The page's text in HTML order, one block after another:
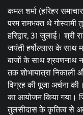
कमल शर्मा (हरिहर
परम रामभक्त थे गोस्वामी
हरिद्वार, 31 जुलाई।
जयंती हर्षोल्लास के साथ
बाजों के साथ श्रवणनाथ
तक शोभायात्रा निकाली
विग्रह की पूजा अर्चना
का आयोजन किया गया।
तुलसीदास के कृतित्व से